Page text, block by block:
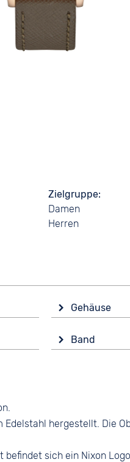
Zielgruppe
Damen
Herren
Gehäuse
Edelstahl
Mineralglas
Roségold
Band
Dornschließe
hergestellt. Die
sich ein Nixon